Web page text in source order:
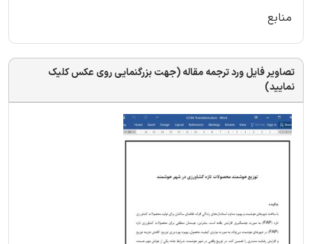
منابع
تصاویر فایل ورد ترجمه مقاله (جهت بزرگنمایی روی عکس کلیک
نمایید)